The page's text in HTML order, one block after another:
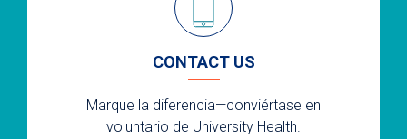
CONTACT US
Marque la diferencia—conviértase en
voluntario de University Health.